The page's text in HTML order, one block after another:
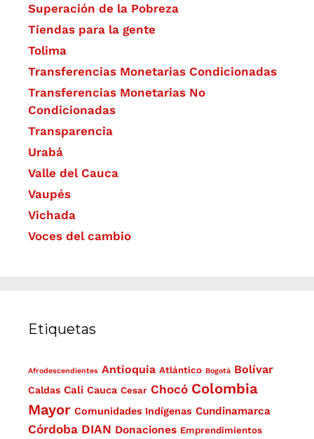
Superación de la Pobreza
Tiendas para la gente
Tolima
Transferencias Monetarias Condicionadas
Transferencias Monetarias No
Condicionadas
Transparencia
Urabá
Valle del Cauca
Vaupés
Vichada
Voces del cambio
Etiquetas
Afrodescendientes Antioquia Atlántico Bogotá Bolívar
Caldas Cali Cauca Cesar Chocó Colombia
Mayor Comunidades Indígenas Cundinamarca
Córdoba DIAN Donaciones Emprendimientos